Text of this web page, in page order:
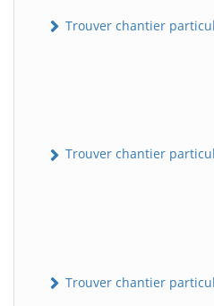
Trouver chantier
Trouver chantier
Trouver chantier